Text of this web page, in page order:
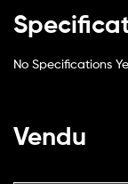
No Specifications
Vendu